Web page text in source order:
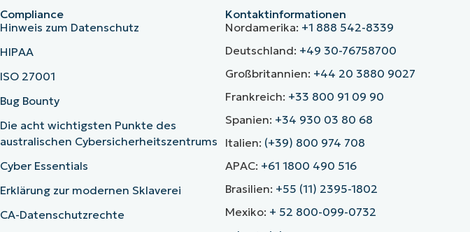
Compliance
Hinweis zum Datenschutz
HIPAA
ISO 27001
Bug Bounty
Die acht wichtigsten Punkte des
australischen Cybersicherheitszentrums
Cyber Essentials
Erklärung zur modernen Sklaverei
CA-Datenschutzrechte
Kontaktinformationen
Nordamerika: +1 888 542-8339
Deutschland: +49 30-76758700
Großbritannien: +44 20 3880 9027
Frankreich: +33 800 91 09 90
Spanien: +34 930 03 80 68
Italien: (+39) 800 974 708
APAC: +61 1800 490 516
Brasilien: +55 (11) 2395-1802
Mexiko: + 52 800-099-0732